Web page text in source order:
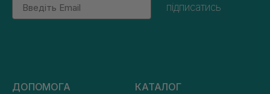
підписатись
ДОПОМОГА КАТАЛОГ